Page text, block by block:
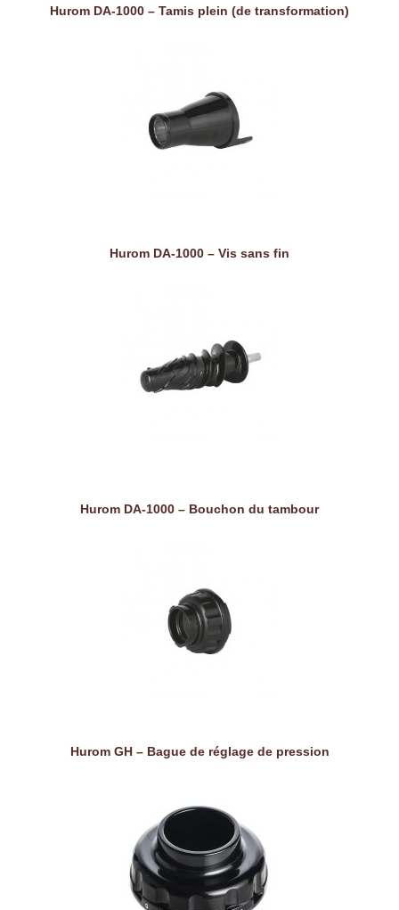
Hurom DA-1000 – Tamis plein (de transformation)
Hurom DA-1000 – Vis sans fin
Hurom DA-1000 – Bouchon du tambour
Hurom GH – Bague de réglage de pression